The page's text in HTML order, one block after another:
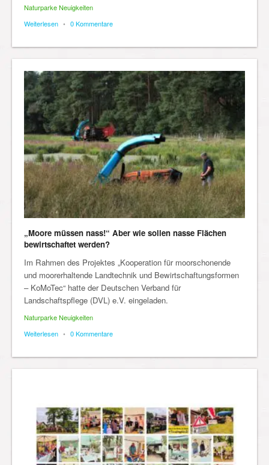
Naturparke Neuigkeiten
Weiterlesen • 0 Kommentare
„Moore müssen nass!“ Aber wie sollen nasse Flächen
bewirtschaftet werden?
Im Rahmen des Projektes „Kooperation für moorschonende
und moorerhaltende Landtechnik und Bewirtschaftungsformen
– KoMoTec“ hatte der Deutschen Verband für
Landschaftspflege (DVL) e.V. eingeladen.
Naturparke Neuigkeiten
Weiterlesen • 0 Kommentare